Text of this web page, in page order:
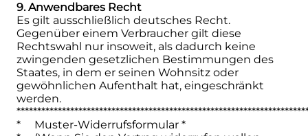
9. Anwendbares Recht
Es gilt ausschließlich deutsches Recht.
Gegenüber einem Verbraucher gilt diese
Rechtswahl nur insoweit, als dadurch keine
zwingenden gesetzlichen Bestimmungen des
Staates, in dem er seinen Wohnsitz oder
gewöhnlichen Aufenthalt hat, eingeschränkt
werden.
* Muster-Widerrufsformular *